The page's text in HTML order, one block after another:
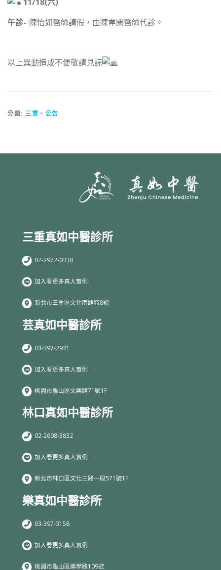
午診--陳怡如醫師請假，由陳韋閔醫師代診。
以上異動造成不便敬請見諒
分類: 三重 、 公告
三重真如中醫診所
02-2972-0330
加入看更多真人實例
新北市三重區文化南路特8號
芸真如中醫診所
03-397-2921
加入看更多真人實例
桃園市龜山區文興路71號1F
林口真如中醫診所
02-2608-3832
加入看更多真人實例
新北市林口區文化三路一段571號1F
樂真如中醫診所
03-397-3158
加入看更多真人實例
桃園市龜山區樂學路109號